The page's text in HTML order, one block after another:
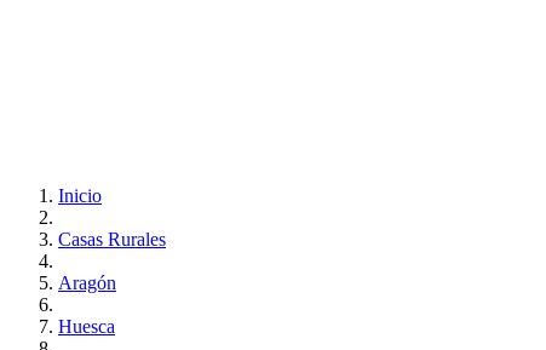
Inicio
Casas Rurales
Aragón
Huesca